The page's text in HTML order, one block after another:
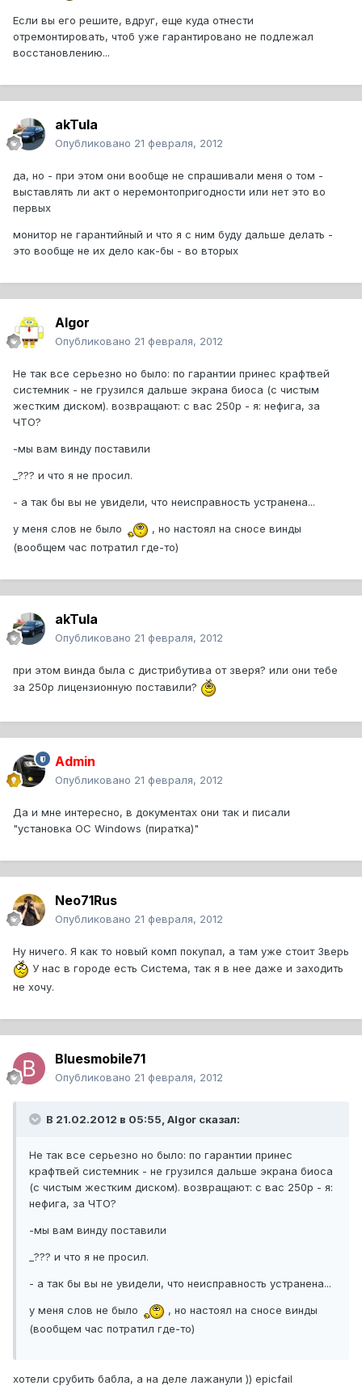
Если вы его решите, вдруг, еще куда отнести
отремонтировать, чтоб уже гарантировано не подлежал
восстановлению...
akTula
Опубликовано 21 февраля, 2012
да, но - при этом они вообще не спрашивали меня о том -
выставлять ли акт о неремонтопригодности или нет это во
первых
монитор не гарантийный и что я с ним буду дальше делать -
это вообще не их дело как-бы - во вторых
Algor
Опубликовано 21 февраля, 2012
Не так все серьезно но было: по гарантии принес крафтвей
системник - не грузился дальше экрана биоса (с чистым
жестким диском). возвращают: с вас 250р - я: нефига, за
ЧТО?
-мы вам винду поставили
_??? и что я не просил.
- а так бы вы не увидели, что неисправность устранена...
у меня слов не было
, но настоял на сносе винды
(вообщем час потратил где-то)
akTula
Опубликовано 21 февраля, 2012
при этом винда была с дистрибутива от зверя? или они тебе
за 250р лицензионную поставили?
Admin
Опубликовано 21 февраля, 2012
Да и мне интересно, в документах они так и писали
"установка ОС Windows (пиратка)"
Neo71Rus
Опубликовано 21 февраля, 2012
Ну ничего. Я как то новый комп покупал, а там уже стоит Зверь
У нас в городе есть Система, так я в нее даже и заходить
не хочу.
Bluesmobile71
Опубликовано 21 февраля, 2012
В 21.02.2012 в 05:55, Algor сказал:
Не так все серьезно но было: по гарантии принес
крафтвей системник - не грузился дальше экрана биоса
(с чистым жестким диском). возвращают: с вас 250р - я:
нефига, за ЧТО?
-мы вам винду поставили
_??? и что я не просил.
- а так бы вы не увидели, что неисправность устранена...
у меня слов не было
, но настоял на сносе винды
(вообщем час потратил где-то)
хотели срубить бабла, а на деле лажанули )) epicfail